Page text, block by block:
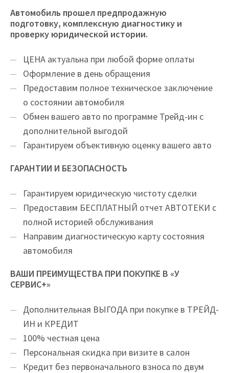
Автомобиль прошел предпродажную
подготовку, комплексную диагностику и
проверку юридической истории.
ЦEНA актуальна при любой форме оплаты
Оформление в день обращения
Предоставим полное техническое заключение
о состоянии автомобиля
Обмен вашего авто по программе Трейд-ин с
дополнительной выгодой
Гарантируем объективную оценку вашего авто
ГАРАНТИИ И БЕЗОПАСНОСТЬ
Гарантируем юридическую чистоту сделки
Предоставим БЕСПЛАТНЫЙ отчет АВТОТЕКИ с
полной историей обслуживания
Направим диагностическую карту состояния
автомобиля
ВАШИ ПРЕИМУЩЕСТВА ПРИ ПОКУПКЕ В «У
СЕРВИС+»
Дополнительная ВЫГОДА при покупке в ТРЕЙД-
ИН и КРЕДИТ
100% честная цена
Персональная скидка при визите в салон
Кредит без первоначального взноса по двум